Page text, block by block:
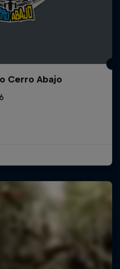
Cerro Abajo